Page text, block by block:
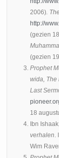
2006).
http://
(gezien
(gezien
Prophet
wida, The
Last
18
Ibn
verhalen.
Wim